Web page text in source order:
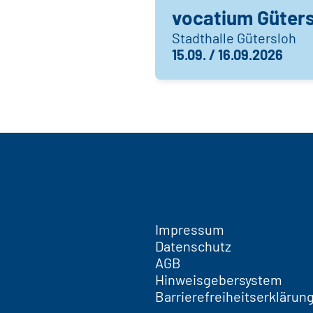
vocatium
Stadthalle Gütersloh
15.09. / 16.09.2026
vocatium
Rhein-Mosel-Halle
15.09. / 16.09.2026
Impressum
Datenschutz
AGB
Hinweisgebersystem
Barrierefreiheitserklärung